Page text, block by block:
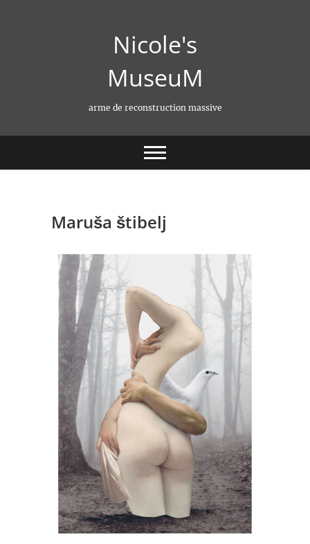
Nicole's
MuseuM
arme de reconstruction massive
Maruša štibelj